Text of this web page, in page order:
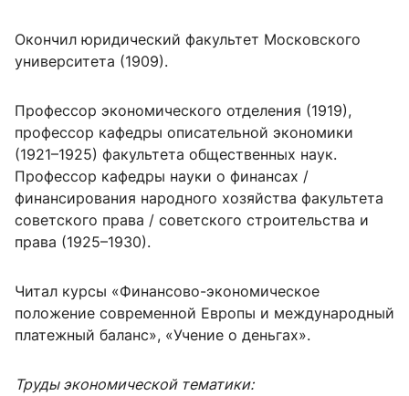
Окончил юридический факультет Московского
университета (1909).
Профессор экономического отделения (1919),
профессор кафедры описательной экономики
(1921–1925) факультета общественных наук.
Профессор кафедры науки о финансах /
финансирования народного хозяйства факультета
советского права / советского строительства и
права (1925–1930).
Читал курсы «Финансово-экономическое
положение современной Европы и международный
платежный баланс», «Учение о деньгах».
Труды экономической тематики: